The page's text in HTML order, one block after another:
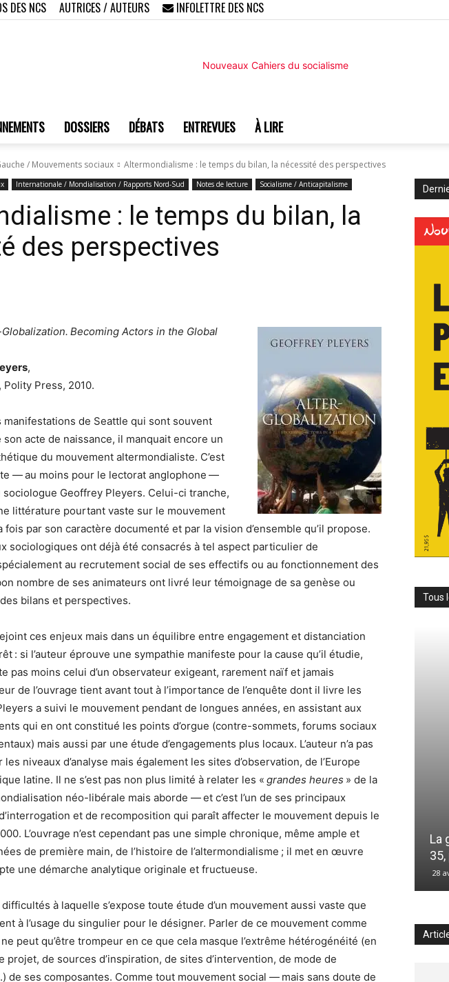
DES NCS AUTRICES / AUTEURS INFOLETTRE DES NCS
socialisme
DOSSIERS DÉBATS ENTREVUES À LIRE
/ Mouvements sociaux Altermondialisme : le temps du bilan, la nécessité des perspectives
Internationale / Mondialisation / Rapports Nord-Sud Notes de lecture Socialisme / Anticapitalisme
: le temps du bilan, la
des perspectives
Becoming Actors in the Global
,
Polity Press, 2010.
manifestations de Seattle qui sont souvent
acte de naissance, il manquait encore un
du mouvement altermondialiste. C’est
— au moins pour le lectorat anglophone —
sociologue Geoffrey Pleyers. Celui-ci tranche,
littérature pourtant vaste sur le mouvement
par son caractère documenté et par la vision d’ensemble qu’il propose.
sociologiques ont déjà été consacrés à tel aspect particulier de
au recrutement social de ses effectifs ou au fonctionnement des
nombre de ses animateurs ont livré leur témoignage de sa genèse ou
bilans et perspectives.
ces enjeux mais dans un équilibre entre engagement et distanciation
: si l’auteur éprouve une sympathie manifeste pour la cause qu’il étudie,
pas moins celui d’un observateur exigeant, rarement naïf et jamais
de l’ouvrage tient avant tout à l’importance de l’enquête dont il livre les
a suivi le mouvement pendant de longues années, en assistant aux
qui en ont constitué les points d’orgue (contre-sommets, forums sociaux
mais aussi par une étude d’engagements plus locaux. L’auteur n’a pas
niveaux d’analyse mais également les sites d’observation, de l’Europe
latine. Il ne s’est pas non plus limité à relater les « grandes heures » de la
néo-libérale mais aborde — et c’est l’un de ses principaux
et de recomposition qui paraît affecter le mouvement depuis le
L’ouvrage n’est cependant pas une simple chronique, même ample et
de première main, de l’histoire de l’altermondialisme ; il met en œuvre
une démarche analytique originale et fructueuse.
à laquelle s’expose toute étude d’un mouvement aussi vaste que
à l’usage du singulier pour le désigner. Parler de ce mouvement comme
peut qu’être trompeur en ce que cela masque l’extrême hétérogénéité (en
projet, de sources d’inspiration, de sites d’intervention, de mode de
de ses composantes. Comme tout mouvement social — mais sans doute de
Tous
La
28